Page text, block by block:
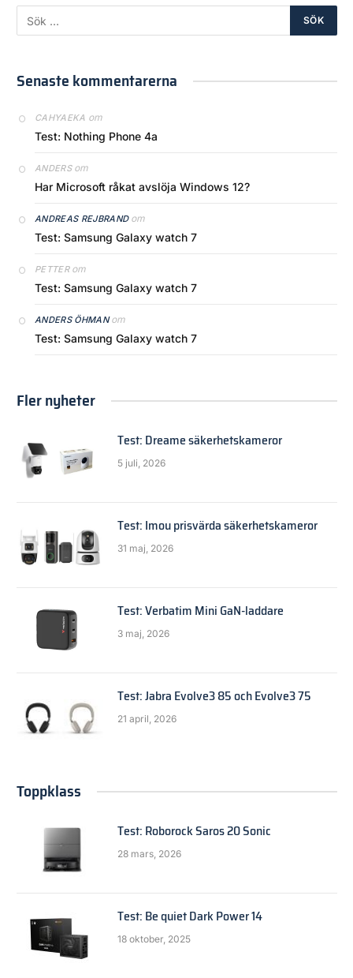
Senaste kommentarerna
CAHYAEKA om
Test: Nothing Phone 4a
ANDERSom
Har Microsoft råkat avslöja Windows 12?
ANDREAS REJBRANDom
Test: Samsung Galaxy watch 7
PETTERom
Test: Samsung Galaxy watch 7
ANDERS ÖHMANom
Test: Samsung Galaxy watch 7
Fler nyheter
Test: Dreame säkerhetskameror
5 juli, 2026
Test: Imou prisvärda säkerhetskameror
31 maj, 2026
Test: Verbatim Mini GaN-laddare
3 maj, 2026
Test: Jabra Evolve3 85 och Evolve3 75
21 april, 2026
Toppklass
Test: Roborock Saros 20 Sonic
28 mars, 2026
Test: Be quiet Dark Power 14
18 oktober, 2025